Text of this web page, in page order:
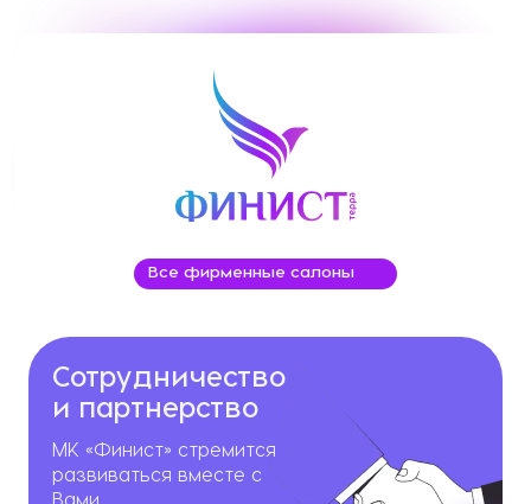
Все фирменные салоны
Сотрудничество
и партнерство
МК «Финист» стремится
развиваться вместе с
Вами